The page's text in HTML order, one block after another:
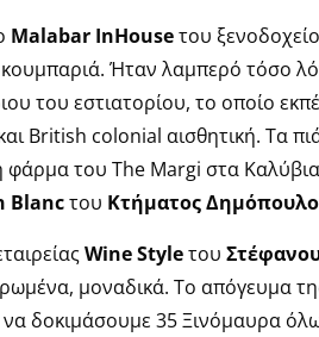
Malabar InHouseτου
Ήταν λαμπερό τόσο
του εστιατορίου, το οποίο
British colonial αισθητική. Τα
φάρμα του The Margi στα
Blancτου Κτήματος
Wine Styleτου
μοναδικά. Το απόγευμα
να δοκιμάσουμε 35 Ξινόμαυρα